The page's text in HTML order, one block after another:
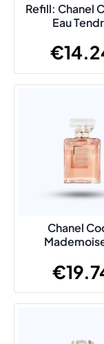
Refill: Chanel
Eau
€
Chanel
€